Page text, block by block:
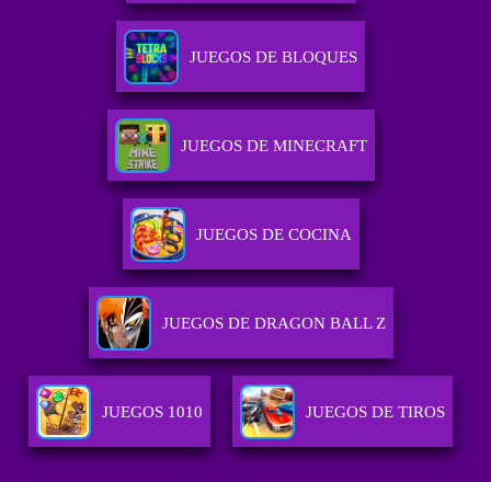
JUEGOS DE BLOQUES
JUEGOS DE MINECRAFT
JUEGOS DE COCINA
JUEGOS DE DRAGON BALL Z
JUEGOS 1010 JUEGOS DE TIROS